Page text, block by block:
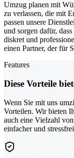
Umzug planen mit
zu verlassen, die mit
passen unsere
und sorgen dafür,
diskret und
einen Partner, der für
Features
Diese Vorteile
Wenn Sie mit uns
Vorteilen. Wir bieten
auch eine Vielzahl
einfacher und